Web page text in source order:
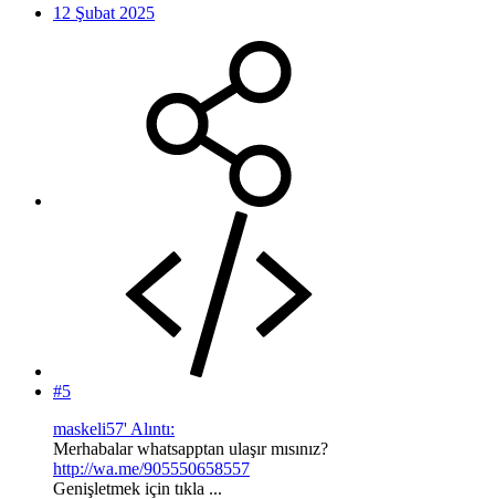
12 Şubat 2025
#5
maskeli57' Alıntı:
Merhabalar whatsapptan ulaşır mısınız?
http://wa.me/905550658557
Genişletmek için tıkla ...